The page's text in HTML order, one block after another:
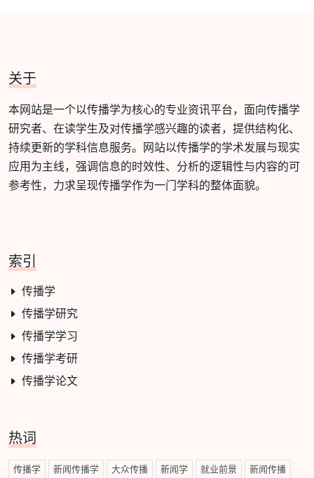
关于
本网站是一个以传播学为核心的专业资讯平台，面向传播学
研究者、在读学生及对传播学感兴趣的读者，提供结构化、
持续更新的学科信息服务。网站以传播学的学术发展与现实
应用为主线，强调信息的时效性、分析的逻辑性与内容的可
参考性，力求呈现传播学作为一门学科的整体面貌。
索引
传播学
传播学研究
传播学学习
传播学考研
传播学论文
热词
传播学 新闻传播学 大众传播 新闻学 就业前景 新闻传播